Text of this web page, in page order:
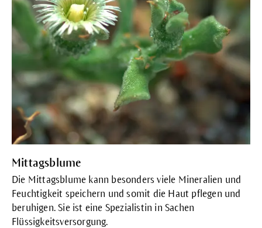
Mittagsblume
Die Mittagsblume kann besonders viele Mineralien und
Feuchtigkeit speichern und somit die Haut pflegen und
beruhigen. Sie ist eine Spezialistin in Sachen
Flüssigkeitsversorgung.